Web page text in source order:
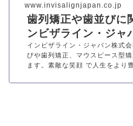
www.invisalignjapan.co.jp
歯列矯正や歯並びに
ンビザライン・ジャ
インビザライン・ジャパン株式
びや歯列矯正、マウスピース型
ます。素敵な笑顔 で人生をより